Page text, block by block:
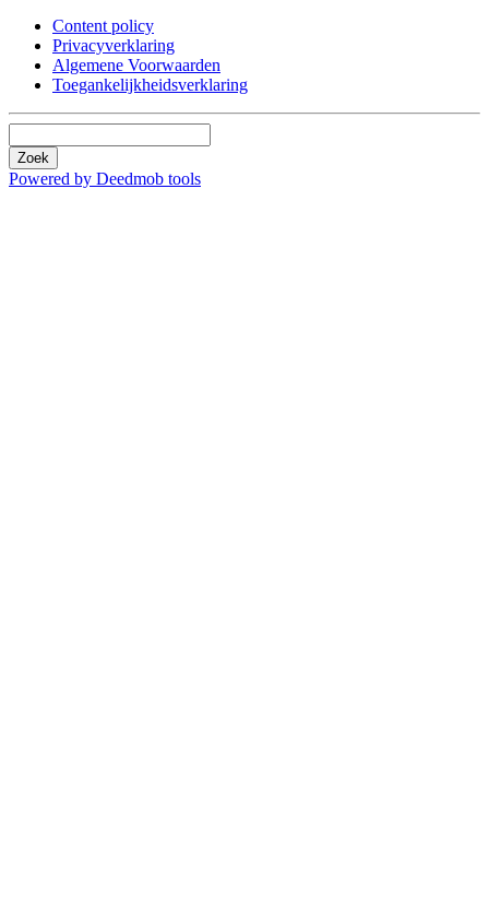
Content policy
Privacyverklaring
Algemene Voorwaarden
Toegankelijkheidsverklaring
Zoek
Powered by Deedmob tools